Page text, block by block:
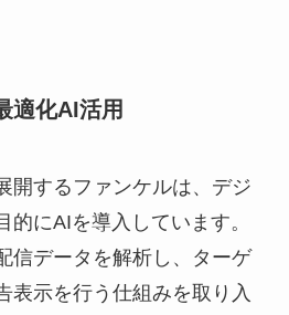
適化AI活用
開するファンケルは、デジ
的にAIを導入しています。
信データを解析し、ターゲ
表示を行う仕組みを取り入